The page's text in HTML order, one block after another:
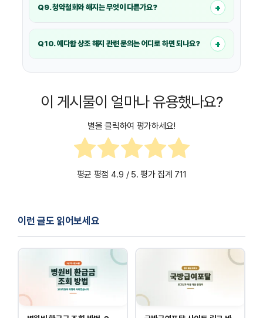
입금됩니다.
Q9. 청약철회와 해지는 무엇이 다른가요? +
제도이며, 해지는 그 이후 계약을 종료하는 절차입니다.
Q10. 예다함 상조 해지 관련 문의는 어디로 하면 되나요? +
이 게시물이 얼마나 유용했나요?
별을 클릭하여 평가하세요!
평균 평점 4.9 / 5. 평가 집계 711
이런 글도 읽어보세요